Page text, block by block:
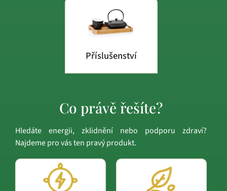
Příslušenství
Co právě řešíte?
Hledáte energii, zklidnění nebo podporu zdraví?
Najdeme pro vás ten pravý produkt.